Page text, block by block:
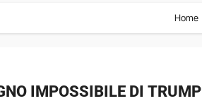
Home
IMPOSSIBILE DI TRUMP